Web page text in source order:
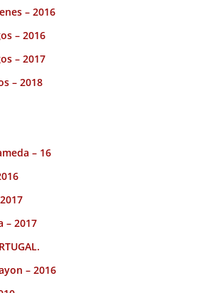
– 2016
– 2016
– 2017
– 2018
– 16
– 2017
– 2016